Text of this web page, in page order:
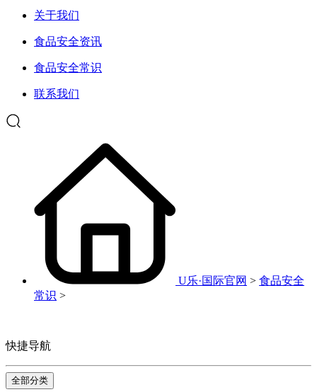
关于我们
食品安全资讯
食品安全常识
联系我们
U乐·国际官网 > 食品安全
常识 >
快捷导航
全部分类